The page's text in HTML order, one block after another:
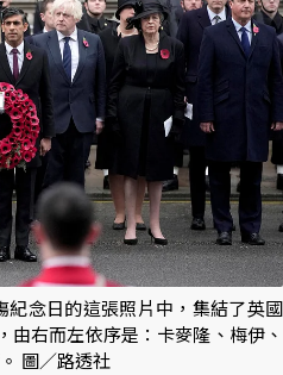
紀念日的這張照片中，集結了英國
由右而左依序是：卡麥隆、梅伊、
圖／路透社